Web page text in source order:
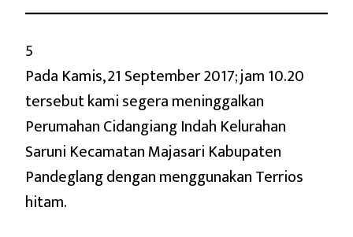
5
Pada Kamis, 21 September 2017; jam 10.20
tersebut kami segera meninggalkan
Perumahan Cidangiang Indah Kelurahan
Saruni Kecamatan Majasari Kabupaten
Pandeglang dengan menggunakan Terrios
hitam.